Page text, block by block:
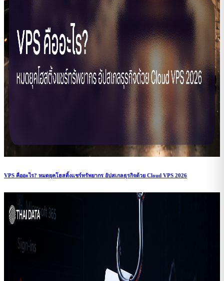
VPS คืออะไร? หมดยุคโฮสติ้งแชร์ทรัพยากร อัปสเกลธุรกิจด้วย Cloud VPS 2026